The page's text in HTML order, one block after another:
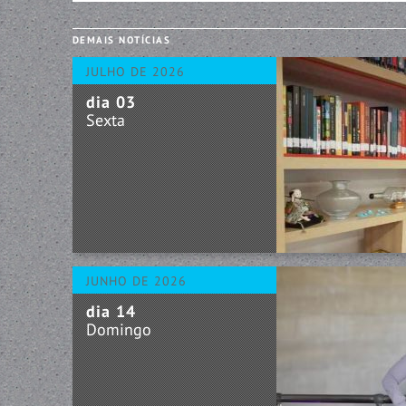
DEMAIS NOTÍCIAS
JULHO DE 2026
dia 03
Sexta
JUNHO DE 2026
dia 14
Domingo